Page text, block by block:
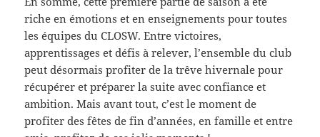
riche en émotions et en enseignements pour toutes
les équipes du CLOSW. Entre victoires,
apprentissages et défis à relever, l’ensemble du club
peut désormais profiter de la trêve hivernale pour
récupérer et préparer la suite avec confiance et
ambition. Mais avant tout, c’est le moment de
profiter des fêtes de fin d’années, en famille et entre